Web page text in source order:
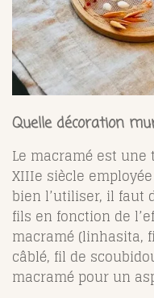
Quelle décoration
Le macramé est
XIIIe siècle
bien l’utiliser, il faut
fils en fonction de
macramé (l​​inhasita,
câblé, fil de
macramé pour un